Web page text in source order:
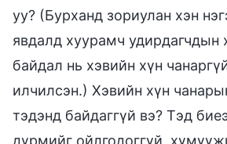
уу? (Бурханд зориулан хэн
явдалд хуурамч удирдагчдын
байдал нь хэвийн хүн
илчилсэн.) Хэвийн хүн
тэдэнд байдаггүй вэ? Тэд
дүрмийг ойлгодоггүй,